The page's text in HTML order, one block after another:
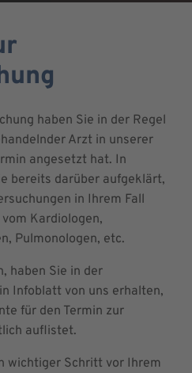
haben Sie in der Regel
Arzt in unserer
angesetzt hat. In
bereits darüber aufgeklärt,
in Ihrem Fall
Kardiologen,
Pulmonologen, etc.
haben Sie in der
Infoblatt von uns erhalten,
für den Termin zur
auflistet.
wichtiger Schritt vor Ihrem